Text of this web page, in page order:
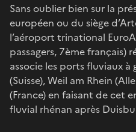
Sans oublier bien sur la
européen ou du siège
l’aéroport trinational
passagers, 7ème français)
associe les ports fluviaux
(Suisse), Weil am Rhein
(France) en faisant de cet
fluvial rhénan après